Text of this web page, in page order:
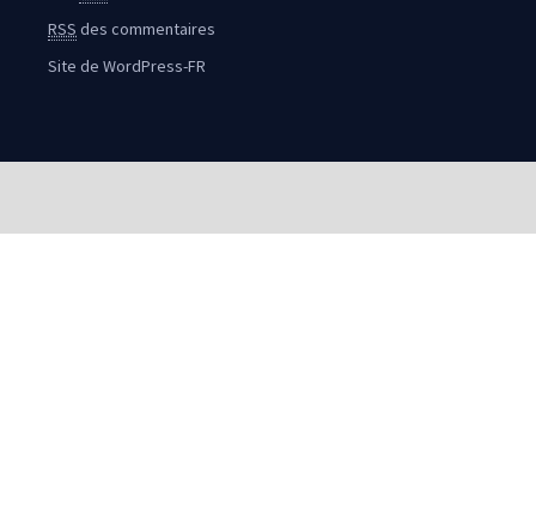
RSS des commentaires
Site de WordPress-FR